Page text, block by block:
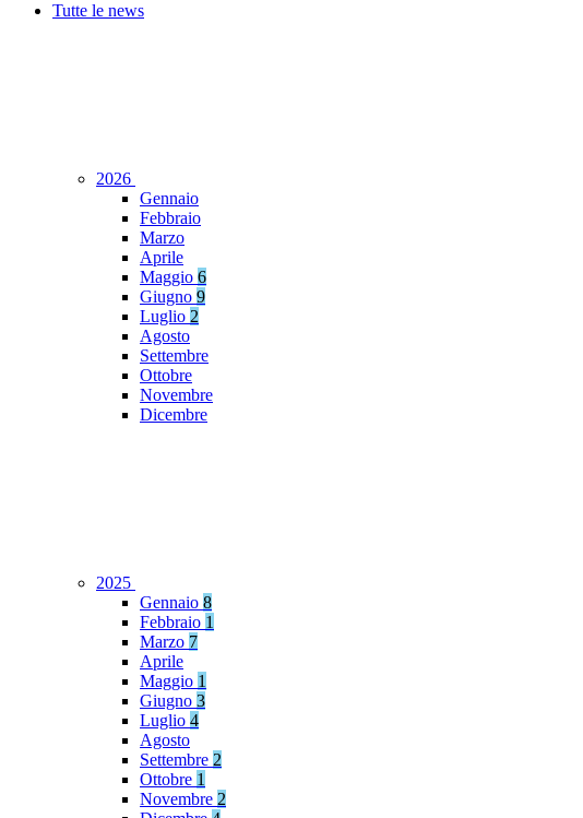
Tutte le news
2026
Gennaio
Febbraio
Marzo
Aprile
Maggio 6
Giugno 9
Luglio 2
Agosto
Settembre
Ottobre
Novembre
Dicembre
2025
Gennaio 8
Febbraio 1
Marzo 7
Aprile
Maggio 1
Giugno 3
Luglio 4
Agosto
Settembre 2
Ottobre 1
Novembre 2